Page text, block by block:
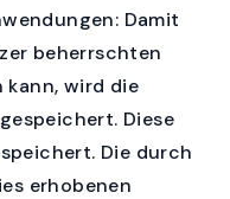
Damit
beherrschten
kann, wird die
Diese
Die durch
erhobenen